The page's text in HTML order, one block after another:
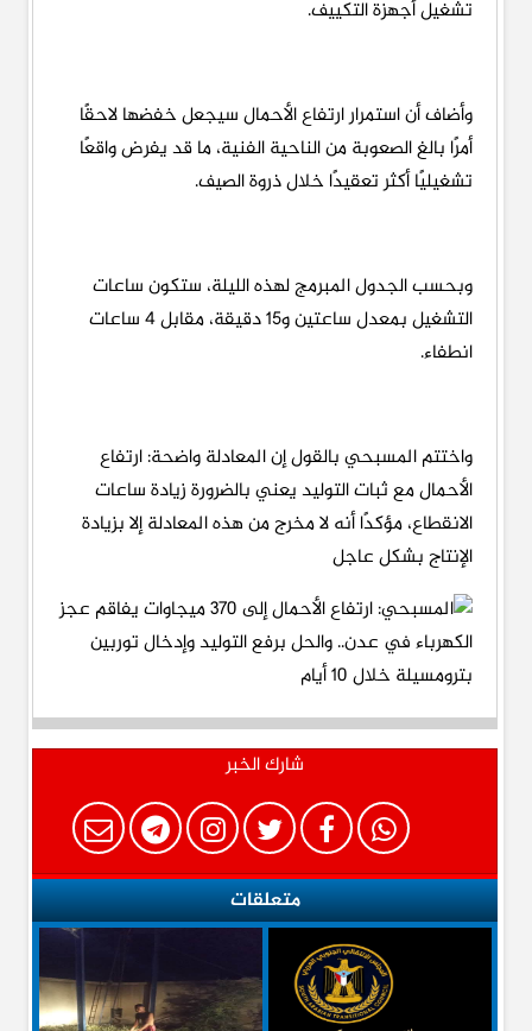
تشغيل أجهزة التكييف.
وأضاف أن استمرار ارتفاع الأحمال سيجعل خفضها لاحقًا
أمرًا بالغ الصعوبة من الناحية الفنية، ما قد يفرض واقعًا
تشغيليًا أكثر تعقيدًا خلال ذروة الصيف.
وبحسب الجدول المبرمج لهذه الليلة، ستكون ساعات
التشغيل بمعدل ساعتين و15 دقيقة، مقابل 4 ساعات
انطفاء.
واختتم المسبحي بالقول إن المعادلة واضحة: ارتفاع
الأحمال مع ثبات التوليد يعني بالضرورة زيادة ساعات
الانقطاع، مؤكدًا أنه لا مخرج من هذه المعادلة إلا بزيادة
الإنتاج بشكل عاجل
شارك الخبر
متعلقات